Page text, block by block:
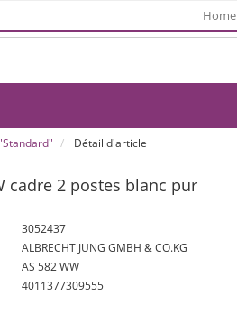
Home
Détail d'article
cadre 2 postes blanc pur
3052437
ALBRECHT JUNG GMBH & CO.KG
AS 582 WW
4011377309555